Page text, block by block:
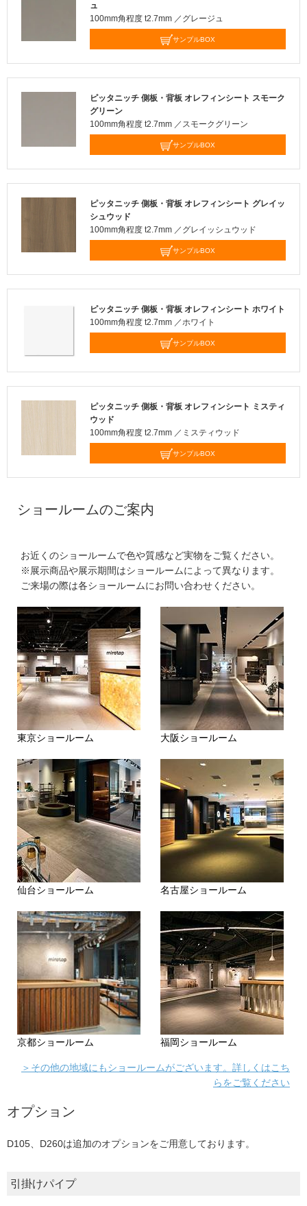
ュ
100mm角程度 t2.7mm ／グレージュ
サンプルBOX
ピッタニッチ 側板・背板 オレフィンシート スモーク
グリーン
100mm角程度 t2.7mm ／スモークグリーン
サンプルBOX
ピッタニッチ 側板・背板 オレフィンシート グレイッ
シュウッド
100mm角程度 t2.7mm ／グレイッシュウッド
サンプルBOX
ピッタニッチ 側板・背板 オレフィンシート ホワイト
100mm角程度 t2.7mm ／ホワイト
サンプルBOX
ピッタニッチ 側板・背板 オレフィンシート ミスティ
ウッド
100mm角程度 t2.7mm ／ミスティウッド
サンプルBOX
ショールームのご案内
お近くのショールームで色や質感など実物をご覧ください。
※展示商品や展示期間はショールームによって異なります。
ご来場の際は各ショールームにお問い合わせください。
東京ショールーム 大阪ショールーム
仙台ショールーム 名古屋ショールーム
京都ショールーム 福岡ショールーム
＞その他の地域にもショールームがございます。詳しくはこち
らをご覧ください
オプション
D105、D260は追加のオプションをご用意しております。
引掛けパイプ